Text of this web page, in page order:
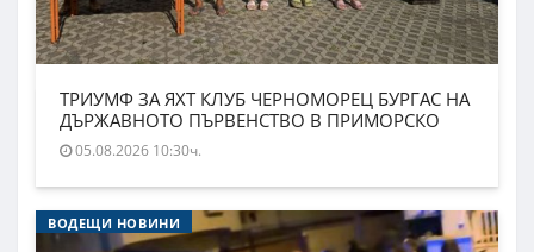
ТРИУМФ ЗА ЯХТ КЛУБ ЧЕРНОМОРЕЦ БУРГАС НА
ДЪРЖАВНОТО ПЪРВЕНСТВО В ПРИМОРСКО
05.08.2026 10:30ч.
ВОДЕЩИ НОВИНИ